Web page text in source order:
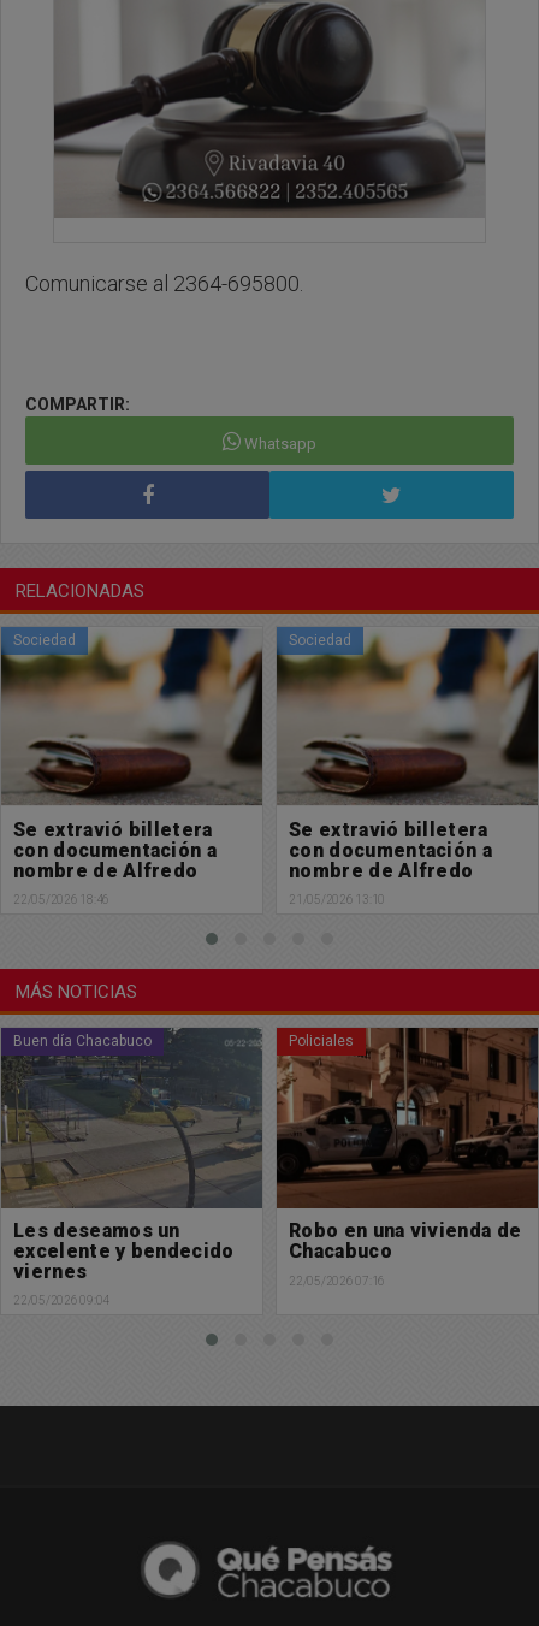
Comunicarse al 2364-695800.
COMPARTIR:
Whatsapp
RELACIONADAS
Sociedad
Se extravió billetera
con documentación a
nombre de Alfredo
Ferrari
21/05/2026 13:10
Sociedad
Se extravió billetera
con documentación a
nombre de Sofía Magali
Mollier
20/05/2026 18:20
MÁS NOTICIAS
Policiales
Robo en una vivienda de
Chacabuco
22/05/2026 07:16
Policiales
Hallazgo sin vida en una
vivienda
21/05/2026 19:33